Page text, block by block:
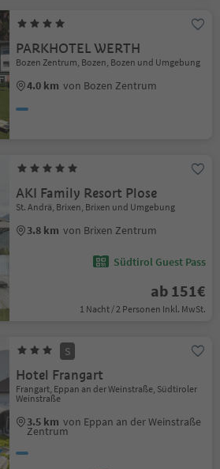
PARKHOTEL WERTH
Bozen Zentrum, Bozen, Bozen und Umgebung
4.0 km von Bozen Zentrum
AKI Family Resort Plose
St. Andrä, Brixen, Brixen und Umgebung
3.8 km von Brixen Zentrum
Südtirol Guest Pass
ab 151€
1 Nacht / 2 Personen Inkl. MwSt.
S
Hotel Frangart
Frangart, Eppan an der Weinstraße, Südtiroler
Weinstraße
3.5 km von Eppan an der Weinstraße
Zentrum